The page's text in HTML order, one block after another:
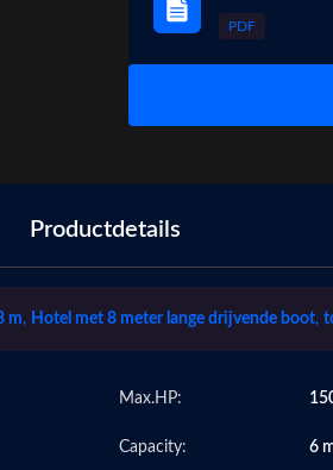
PDF
Productdetails
m, Hotel met 8 meter lange drijvende boot,
Max.HP:
Capacity: 6